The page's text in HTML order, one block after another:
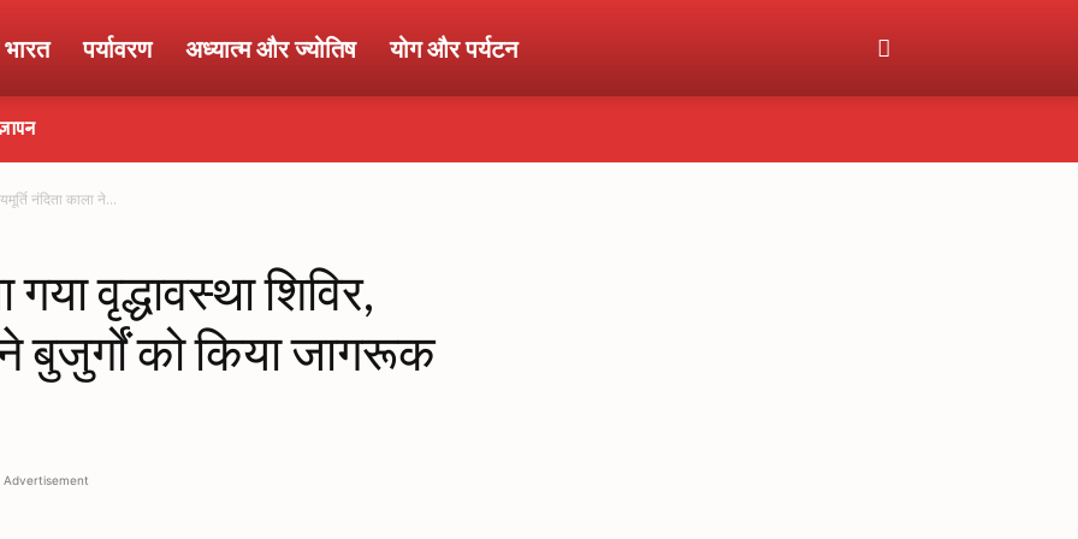
भारत पर्यावरण अध्यात्म और ज्योतिष योग और पर्यटन
नंदिता काला ने...
वृद्धावस्था शिविर,
ने बुजुर्गों को किया जागरूक
Advertisement